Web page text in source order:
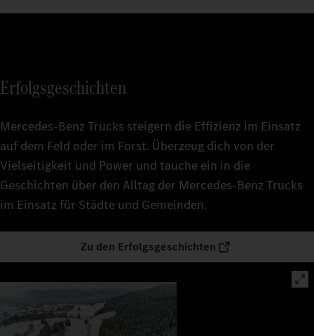
Erfolgsgeschichten
Mercedes‑Benz Trucks steigern die Effizienz im Einsatz
auf dem Feld oder im Forst. Überzeug dich von der
Vielseitigkeit und Power und tauche ein in die
Geschichten über den Alltag der Mercedes‑Benz Trucks
im Einsatz für Städte und Gemeinden.
Zu den Erfolgsgeschichten